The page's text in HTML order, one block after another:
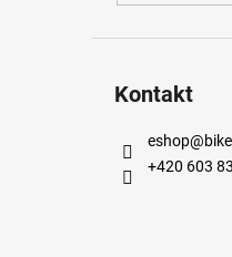
Kontakt
eshop@
+420 603